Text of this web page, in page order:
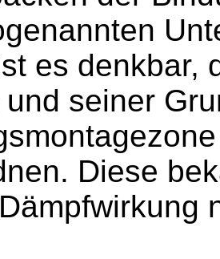
es denkbar,
und seiner
Diese